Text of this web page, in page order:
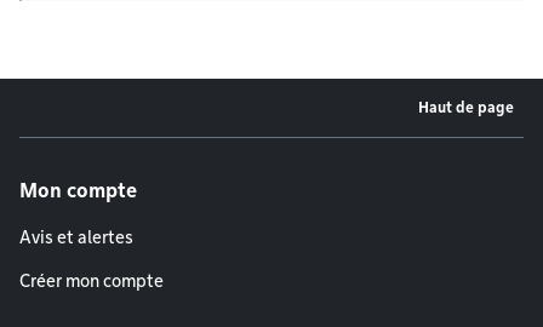
Haut de page
Mon compte
Avis et alertes
Créer mon compte